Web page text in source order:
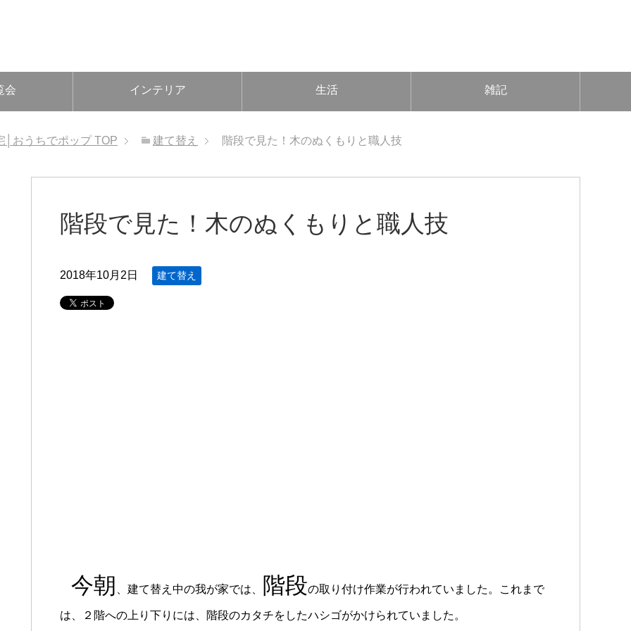
会 インテリア 生活 雑記
│おうちでポップTOP 建て替え 階段で見た！木のぬくもりと職人技
階段で見た！木のぬくもりと職人技
2018年10月2日 建て替え
今朝 、建て替え中の我が家では、 階段の取り付け作業が行われていました。これまで
は、２階への上り下りには、階段のカタチをしたハシゴがかけられていました。